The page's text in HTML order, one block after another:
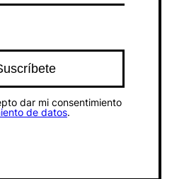
dar mi consentimiento
de datos.